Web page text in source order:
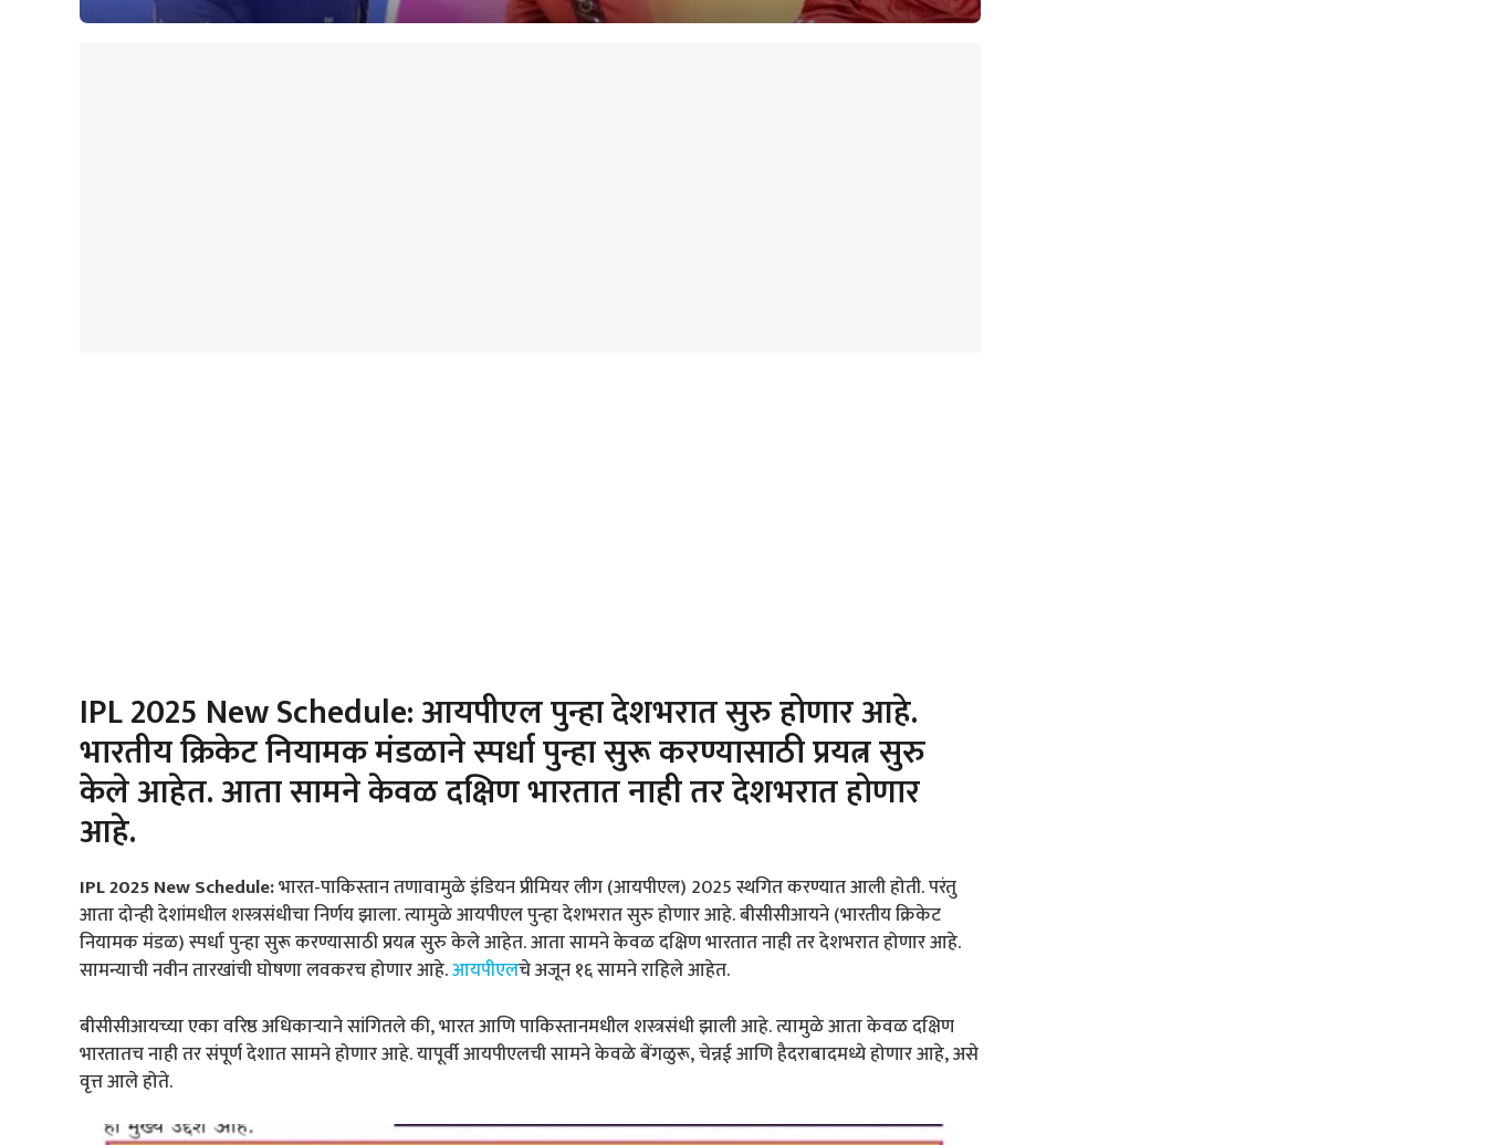
IPL 2025 New Schedule: आयपीएल पुन्हा देशभरात सुरु होणार आहे.
भारतीय क्रिकेट नियामक मंडळाने स्पर्धा पुन्हा सुरू करण्यासाठी प्रयत्न सुरु
केले आहेत. आता सामने केवळ दक्षिण भारतात नाही तर देशभरात होणार
आहे.
IPL 2025 New Schedule:भारत-पाकिस्तान तणावामुळे इंडियन प्रीमियर लीग (आयपीएल) 2025 स्थगित करण्यात आली होती. परंतु
आता दोन्ही देशांमधील शस्त्रसंधीचा निर्णय झाला. त्यामुळे आयपीएल पुन्हा देशभरात सुरु होणार आहे. बीसीसीआयने (भारतीय क्रिकेट
नियामक मंडळ) स्पर्धा पुन्हा सुरू करण्यासाठी प्रयत्न सुरु केले आहेत. आता सामने केवळ दक्षिण भारतात नाही तर देशभरात होणार आहे.
सामन्याची नवीन तारखांची घोषणा लवकरच होणार आहे.आयपीएलचे अजून १६ सामने राहिले आहेत.
बीसीसीआयच्या एका वरिष्ठ अधिकाऱ्याने सांगितले की, भारत आणि पाकिस्तानमधील शस्त्रसंधी झाली आहे. त्यामुळे आता केवळ दक्षिण
भारतातच नाही तर संपूर्ण देशात सामने होणार आहे. यापूर्वी आयपीएलची सामने केवळे बेंगळुरू, चेन्नई आणि हैदराबादमध्ये होणार आहे, असे
वृत्त आले होते.